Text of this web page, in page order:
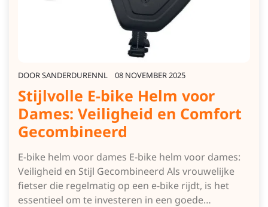
DOORSANDERDURENNL 08 NOVEMBER 2025
Stijlvolle E-bike Helm voor
Dames: Veiligheid en Comfort
Gecombineerd
E-bike helm voor dames E-bike helm voor dames:
Veiligheid en Stijl Gecombineerd Als vrouwelijke
fietser die regelmatig op een e-bike rijdt, is het
essentieel om te investeren in een goede…